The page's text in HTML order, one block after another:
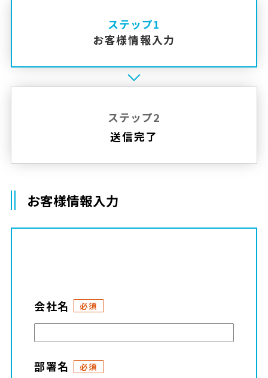
ステップ1
お客様情報入力
ステップ2
送信完了
お客様情報入力
会社名 必須
部署名 必須